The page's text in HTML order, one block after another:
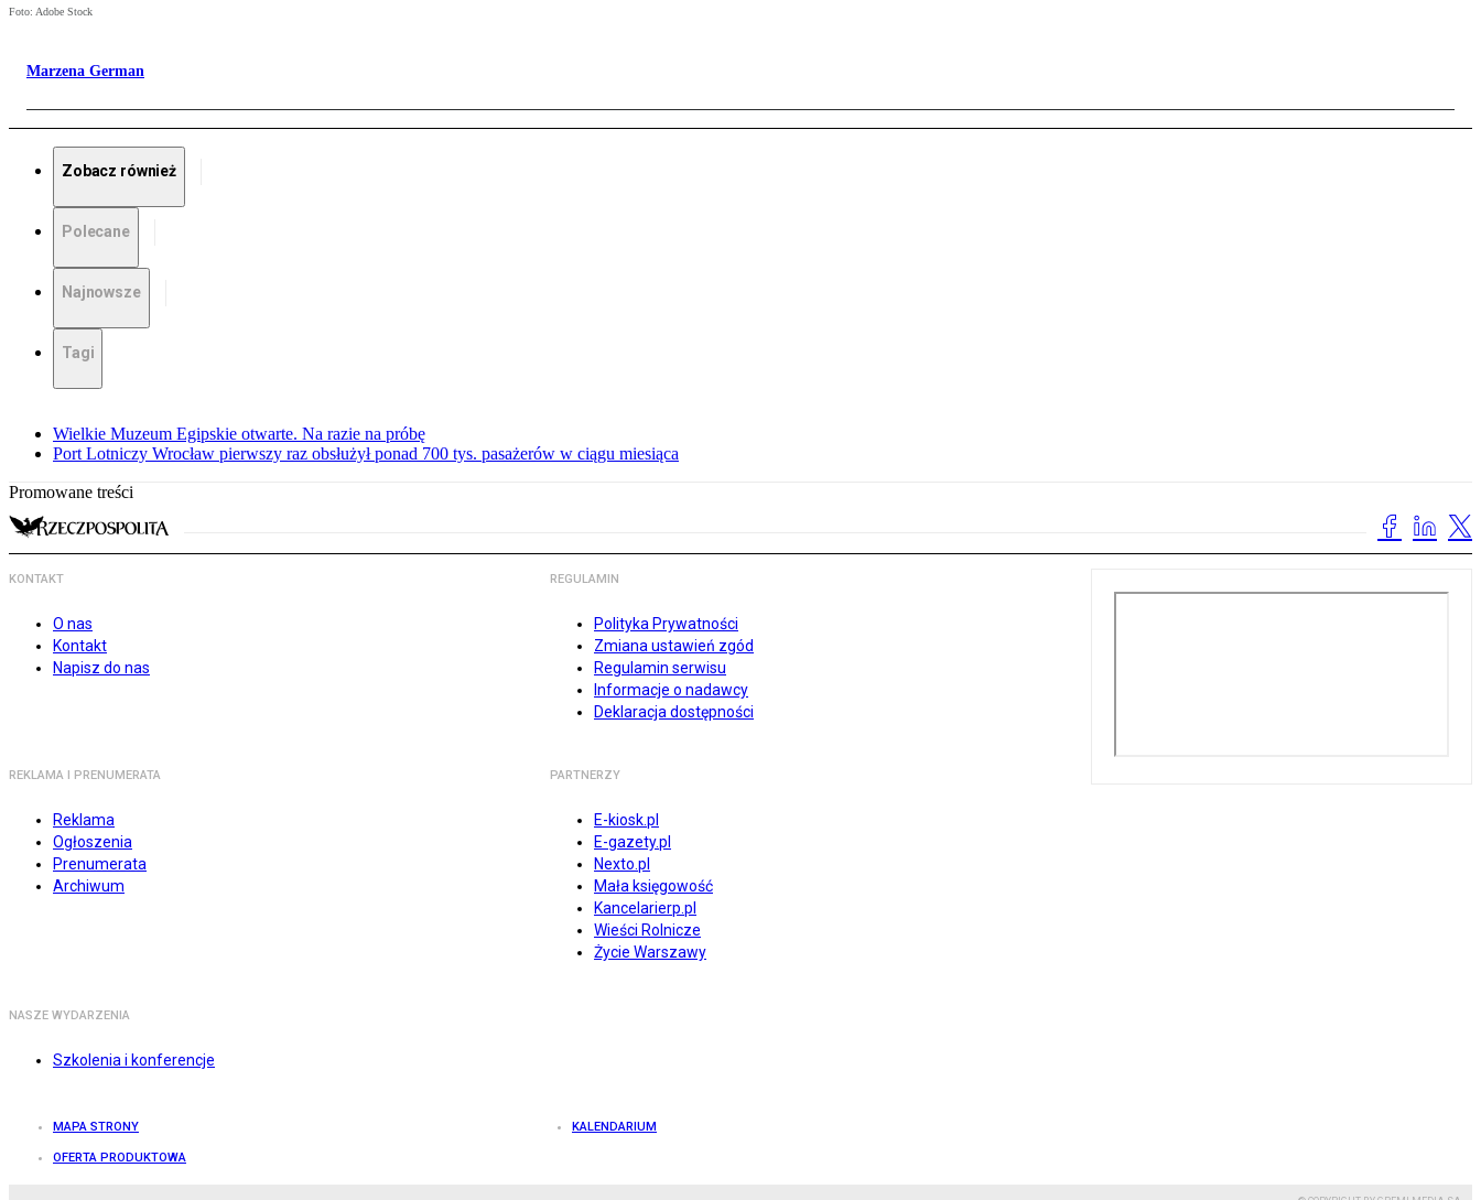
Foto: Adobe Stock
Marzena German
Zobacz również
Polecane
Najnowsze
Tagi
Wielkie Muzeum Egipskie otwarte. Na razie na próbę
Port Lotniczy Wrocław pierwszy raz obsłużył ponad 700 tys. pasażerów w ciągu miesiąca
Promowane treści
KONTAKT
O nas
Kontakt
Napisz do nas
REGULAMIN
Polityka Prywatności
Zmiana ustawień zgód
Regulamin serwisu
Informacje o nadawcy
Deklaracja dostępności
REKLAMA I PRENUMERATA
Reklama
Ogłoszenia
Prenumerata
Archiwum
PARTNERZY
E-kiosk.pl
E-gazety.pl
Nexto.pl
Mała księgowość
Kancelarierp.pl
Wieści Rolnicze
Życie Warszawy
NASZE WYDARZENIA
Szkolenia i konferencje
MAPA STRONY KALENDARIUM
OFERTA PRODUKTOWA